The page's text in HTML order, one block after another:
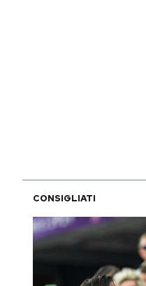
CONSIGLIATI